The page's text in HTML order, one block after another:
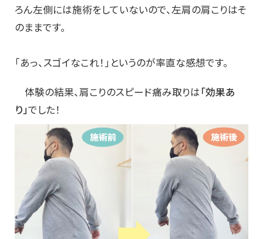
ろん左側には施術をしていないので、左肩の肩こりはそ
のままです。
「あっ、スゴイなこれ！」というのが率直な感想です。
体験の結果、肩こりのスピード痛み取りは「効果あ
り」でした！